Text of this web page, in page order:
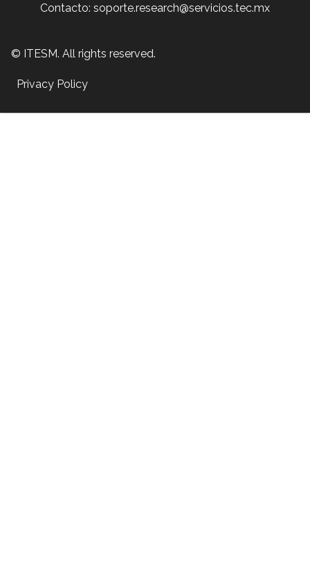
Contacto: soporte.research@servicios.tec.mx
© ITESM. All rights reserved.
Privacy Policy